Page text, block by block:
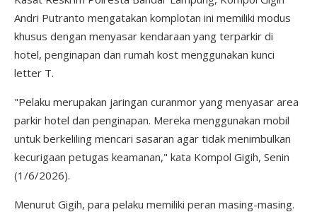
Andri Putranto mengatakan komplotan ini memiliki modus
khusus dengan menyasar kendaraan yang terparkir di
hotel, penginapan dan rumah kost menggunakan kunci
letter T.
"Pelaku merupakan jaringan curanmor yang menyasar area
parkir hotel dan penginapan. Mereka menggunakan mobil
untuk berkeliling mencari sasaran agar tidak menimbulkan
kecurigaan petugas keamanan," kata Kompol Gigih, Senin
(1/6/2026).
Menurut Gigih, para pelaku memiliki peran masing-masing.